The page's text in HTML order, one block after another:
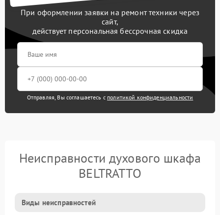
При оформлении заявки на ремонт техники через
сайт,
действует персональная бессрочная скидка
Отправляя, Вы соглашаетесь с политикой конфиденциальности
Неисправности духового шкафа
BELTRATTO
Виды неисправностей